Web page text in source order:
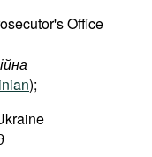
Office
);